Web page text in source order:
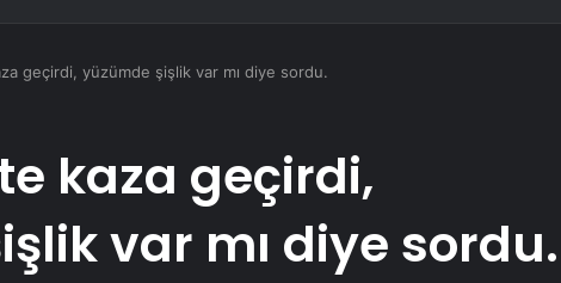
geçirdi, yüzümde şişlik var mı diye sordu.
kaza geçirdi,
var mı diye sordu.